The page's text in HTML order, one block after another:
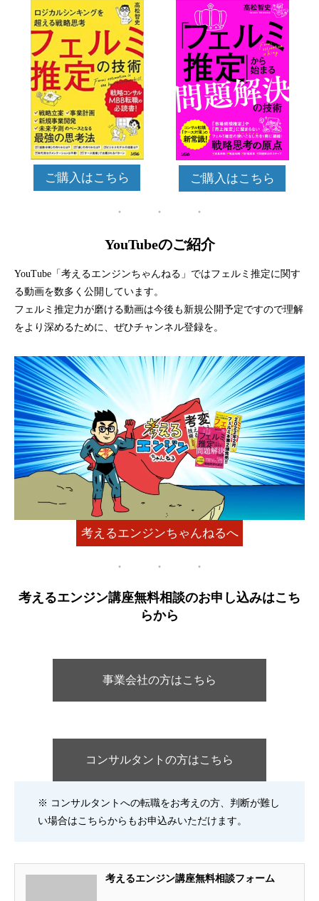
ご購入はこちら ご購入はこちら
YouTubeのご紹介
YouTube「考えるエンジンちゃんねる」ではフェルミ推定に関す
る動画を数多く公開しています。
フェルミ推定力が磨ける動画は今後も新規公開予定ですので理解
をより深めるために、ぜひチャンネル登録を。
考えるエンジンちゃんねるへ
考えるエンジン講座無料相談のお申し込みはこち
らから
事業会社の方はこちら
コンサルタントの方はこちら
※ コンサルタントへの転職をお考えの方、判断が難し
い場合はこちらからもお申込みいただけます。
考えるエンジン講座無料相談フォーム